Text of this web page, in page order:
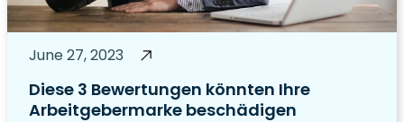
June 27, 2023
Diese 3 Bewertungen könnten Ihre
Arbeitgebermarke beschädigen